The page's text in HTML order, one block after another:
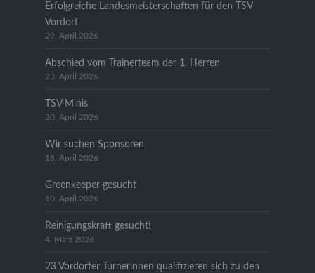
Erfolgreiche Landesmeisterschaften für den TSV
Vordorf
29. April 2026
Abschied vom Trainerteam der 1. Herren
23. April 2026
TSV Minis
20. April 2026
Wir suchen Sponsoren
18. April 2026
Greenkeeper gesucht
10. April 2026
Reinigungskraft gesucht!
4. März 2026
23 Vordorfer Turnerinnen qualifizieren sich zu den